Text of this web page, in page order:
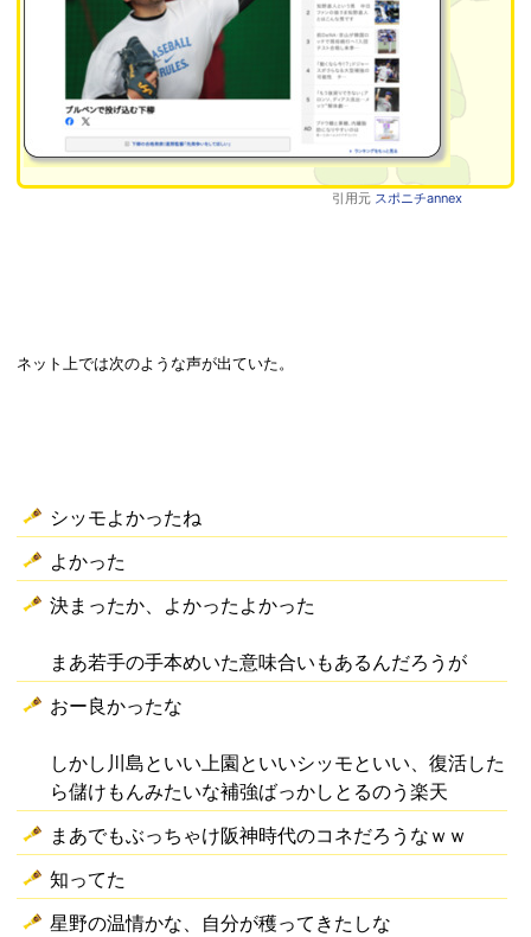
引用元 スポニチannex
ネット上では次のような声が出ていた。
シッモよかったね
よかった
決まったか、よかったよかった
まあ若手の手本めいた意味合いもあるんだろうが
おー良かったな
しかし川島といい上園といいシッモといい、復活した
ら儲けもんみたいな補強ばっかしとるのう楽天
まあでもぶっちゃけ阪神時代のコネだろうなｗｗ
知ってた
星野の温情かな、自分が穫ってきたしな